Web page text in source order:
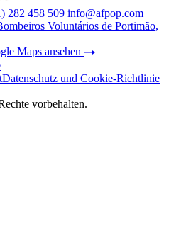
282 458 509 info@afpop.com
Voluntários de Portimão,
Maps ansehen
Datenschutz und Cookie-Richtlinie
vorbehalten.